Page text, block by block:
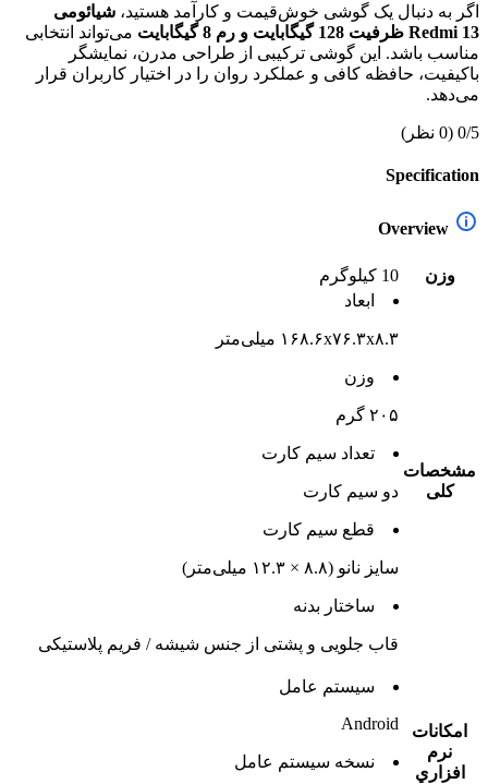
اگر به دنبال یک گوشی خوش‌قیمت و کارآمد هستید، شیائومی
Redmi 13 ظرفیت 128 گیگابایت و رم 8 گیگابایت
می‌تواند انتخابی
مناسب باشد. این گوشی ترکیبی از طراحی مدرن، نمایشگر
باکیفیت، حافظه کافی و عملکرد روان را در اختیار کاربران قرار
می‌دهد.
0/5 (0 نظر)
Specification
Overview
وزن 10 کیلوگرم
مشخصات
کلی
ابعاد
۱۶۸.۶x۷۶.۳x۸.۳ میلی‌متر
وزن
۲۰۵ گرم
تعداد سيم کارت
دو سيم کارت
قطع سيم کارت
سایز نانو (۸.۸ × ۱۲.۳ میلی‌متر)
ساختار بدنه
قاب جلویی و پشتی از جنس شیشه / فریم پلاستیکی
امکانات
نرم
افزاري
سيستم عامل
Android
نسخه سيستم عامل